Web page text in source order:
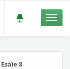
Esaïe 8